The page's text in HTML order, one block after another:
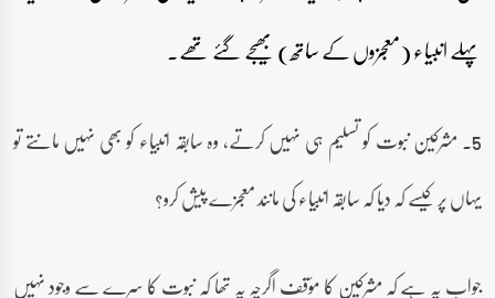
پہلے انبیاء (معجزوں کے ساتھ) بھیجے گئے تھے۔
5۔ مشرکین نبوت کو تسلیم ہی نہیں کرتے، وہ سابقہ انبیاء کو بھی نہیں مانتے تو
یہاں پر کیسے کہ دیا کہ سابقہ انبیاء کی مانند معجزے پیش کرو؟
جواب یہ ہے کہ مشرکین کا مؤقف اگرچہ یہ تھا کہ نبوت کا سرے سے وجود نہیں